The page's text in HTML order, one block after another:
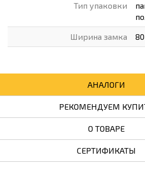
Тип упаковки
Ширина замка 80
АНАЛОГИ
РЕКОМЕНДУЕМ
О ТОВАРЕ
СЕРТИФИКАТЫ